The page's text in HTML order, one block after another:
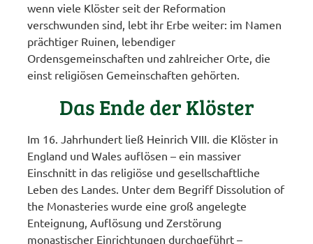
wenn viele Klöster seit der Reformation
verschwunden sind, lebt ihr Erbe weiter: im Namen
prächtiger Ruinen, lebendiger
Ordensgemeinschaften und zahlreicher Orte, die
einst religiösen Gemeinschaften gehörten.
Das Ende der Klöster
Im 16. Jahrhundert ließ Heinrich VIII. die Klöster in
England und Wales auflösen – ein massiver
Einschnitt in das religiöse und gesellschaftliche
Leben des Landes. Unter dem Begriff Dissolution of
the Monasteries wurde eine groß angelegte
Enteignung, Auflösung und Zerstörung
monastischer Einrichtungen durchgeführt –